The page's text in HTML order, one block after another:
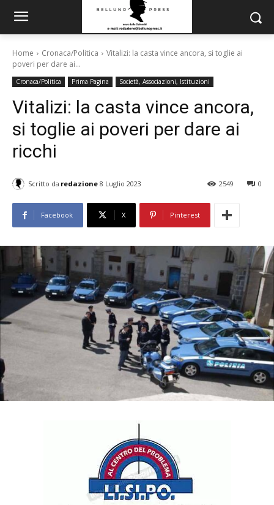
Home Cronaca/Politica
Vitalizi: la casta vince ancora, si toglie ai
poveri per dare ai...
Cronaca/Politica Prima Pagina Società, Associazioni, Istituzioni
Vitalizi: la casta vince ancora,
si toglie ai poveri per dare ai
ricchi
Scritto da redazione 8 Luglio 2023 0
2549
Facebook X Pinterest